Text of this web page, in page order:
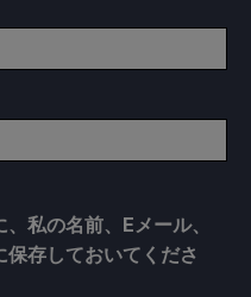
私の名前、Eメール、
存しておいてくださ